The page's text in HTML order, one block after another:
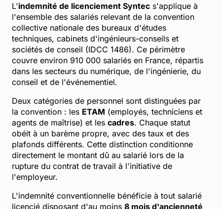
L'indemnité de licenciement Syntec s'applique à
l'ensemble des salariés relevant de la convention
collective nationale des bureaux d'études
techniques, cabinets d'ingénieurs-conseils et
sociétés de conseil (IDCC 1486). Ce périmètre
couvre environ 910 000 salariés en France, répartis
dans les secteurs du numérique, de l'ingénierie, du
conseil et de l'événementiel.
Deux catégories de personnel sont distinguées par
la convention : les ETAM (employés, techniciens et
agents de maîtrise) et les cadres. Chaque statut
obéit à un barème propre, avec des taux et des
plafonds différents. Cette distinction conditionne
directement le montant dû au salarié lors de la
rupture du contrat de travail à l'initiative de
l'employeur.
L'indemnité conventionnelle bénéficie à tout salarié
licencié disposant d'au moins 8 mois d'ancienneté